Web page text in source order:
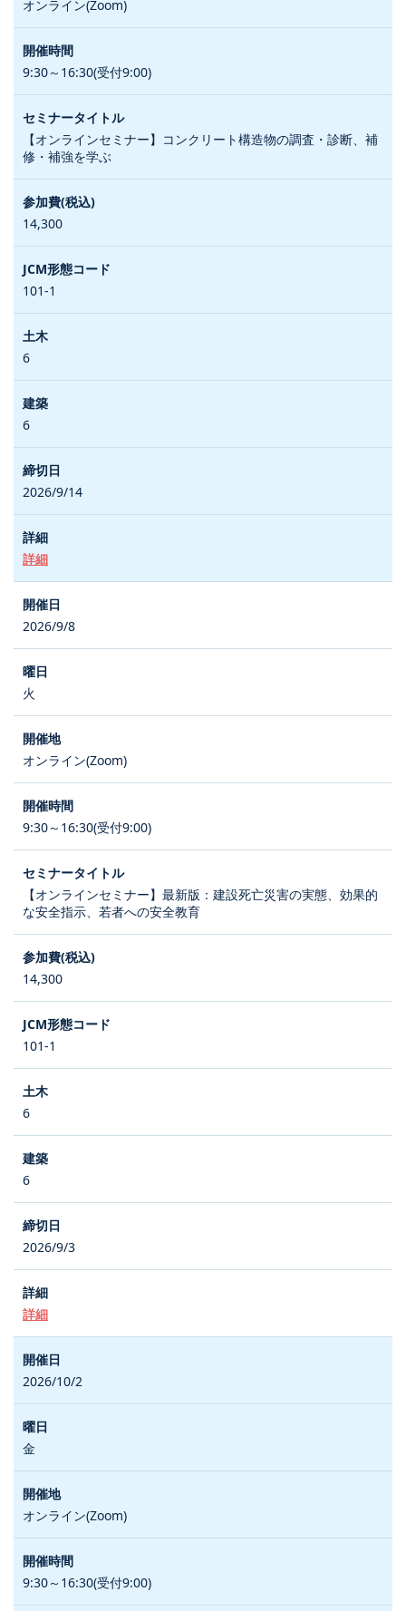
オンライン(Zoom)
9:30～16:30(受付9:00)
【オンラインセミナー】コンクリート構造物の調査・診断、補
修・補強を学ぶ
14,300
101-1
6
6
2026/9/14
詳細
2026/9/8
火
オンライン(Zoom)
9:30～16:30(受付9:00)
【オンラインセミナー】最新版：建設死亡災害の実態、効果的
な安全指示、若者への安全教育
14,300
101-1
6
6
2026/9/3
詳細
2026/10/2
金
オンライン(Zoom)
9:30～16:30(受付9:00)